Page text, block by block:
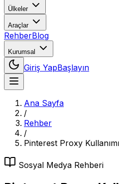
Ülkeler
Araçlar
RehberBlog
Kurumsal
Giriş YapBaşlayın
Ana Sayfa
/
Rehber
/
Pinterest Proxy Kullanımı
Sosyal Medya Rehberi